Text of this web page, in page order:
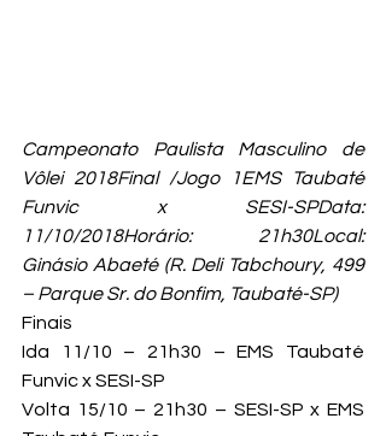
Campeonato Paulista Masculino de
Vôlei 2018Final /Jogo 1EMS Taubaté
Funvic x SESI-SPData:
11/10/2018Horário: 21h30Local:
Ginásio Abaeté (R. Deli Tabchoury, 499
– Parque Sr. do Bonfim, Taubaté-SP)
Finais
Ida 11/10 – 21h30 – EMS Taubaté
Funvic x SESI-SP
Volta 15/10 – 21h30 – SESI-SP x EMS